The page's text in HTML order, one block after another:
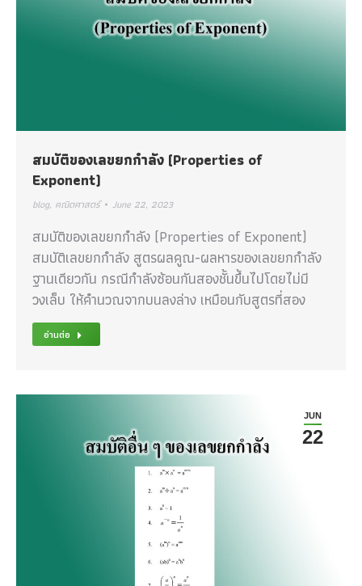
สมบัติของเลขยกกำลัง (Properties of
Exponent)
blog, คณิตศาสตร์ June 22, 2023
สมบัติของเลขยกกำลัง (Properties of Exponent)
สมบัติเลขยกกำลัง สูตรผลคูณ-ผลหารของเลขยกกำลัง
ฐานเดียวกัน กรณีกำลังซ้อนกันสองชั้นขึ้นไปโดยไม่มี
วงเล็บ ให้คำนวณจากบนลงล่าง เหมือนกับสูตรที่สอง
อ่านต่อ
JUN
22